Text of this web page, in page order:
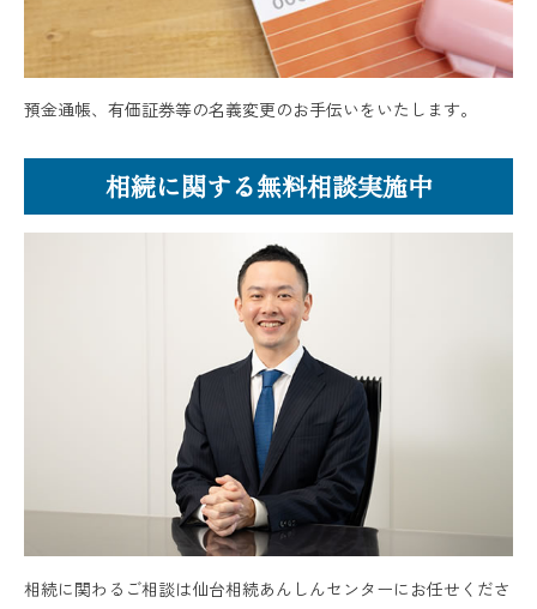
預金通帳、有価証券等の名義変更のお手伝いをいたします。
相続に関する無料相談実施中
相続に関わるご相談は仙台相続あんしんセンターにお任せくださ